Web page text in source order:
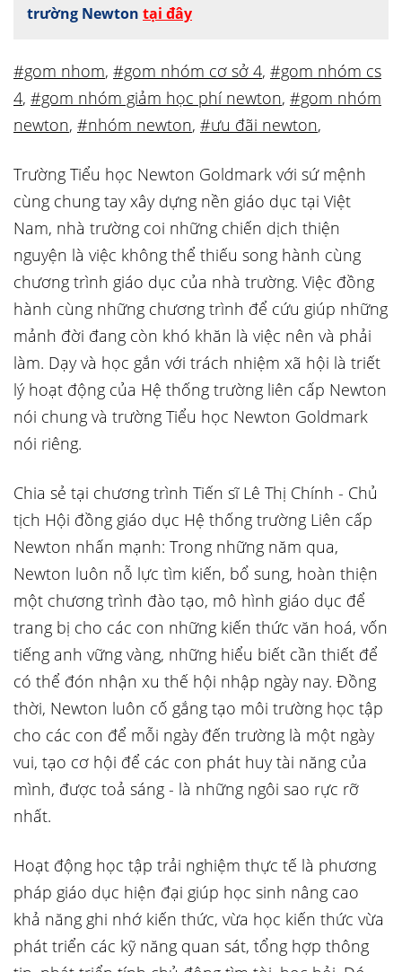
trường Newton tại đây
#gom nhom, #gom nhóm cơ sở 4, #gom nhóm cs
4, #gom nhóm giảm học phí newton, #gom nhóm
newton, #nhóm newton, #ưu đãi newton,
Trường Tiểu học Newton Goldmark với sứ mệnh
cùng chung tay xây dựng nền giáo dục tại Việt
Nam, nhà trường coi những chiến dịch thiện
nguyện là việc không thể thiếu song hành cùng
chương trình giáo dục của nhà trường. Việc đồng
hành cùng những chương trình để cứu giúp những
mảnh đời đang còn khó khăn là việc nên và phải
làm. Dạy và học gắn với trách nhiệm xã hội là triết
lý hoạt động của Hệ thống trường liên cấp Newton
nói chung và trường Tiểu học Newton Goldmark
nói riêng.
Chia sẻ tại chương trình Tiến sĩ Lê Thị Chính - Chủ
tịch Hội đồng giáo dục Hệ thống trường Liên cấp
Newton nhấn mạnh: Trong những năm qua,
Newton luôn nỗ lực tìm kiến, bổ sung, hoàn thiện
một chương trình đào tạo, mô hình giáo dục để
trang bị cho các con những kiến thức văn hoá, vốn
tiếng anh vững vàng, những hiểu biết cần thiết để
có thể đón nhận xu thế hội nhập ngày nay. Đồng
thời, Newton luôn cố gắng tạo môi trường học tập
cho các con để mỗi ngày đến trường là một ngày
vui, tạo cơ hội để các con phát huy tài năng của
mình, được toả sáng - là những ngôi sao rực rỡ
nhất.
Hoạt động học tập trải nghiệm thực tế là phương
pháp giáo dục hiện đại giúp học sinh nâng cao
khả năng ghi nhớ kiến thức, vừa học kiến thức vừa
phát triển các kỹ năng quan sát, tổng hợp thông